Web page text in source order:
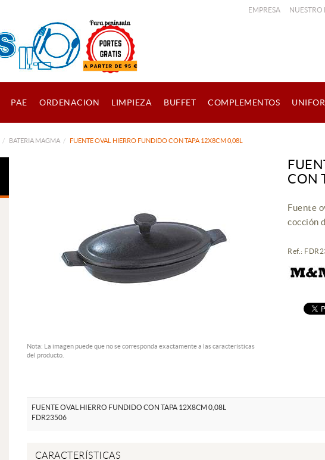
EMPRESA NUESTRO
PAE ORDENACION LIMPIEZA BUFFET COMPLEMENTOS
BATERIA MAGMA FUENTE OVAL HIERRO FUNDIDO CON TAPA 12X8CM 0,08L
Nota: La imagen puede que no se corresponda exactamente a las características
del producto.
CON
Fuente
cocción
Ref.:
FUENTE OVAL HIERRO FUNDIDO CON TAPA 12X8CM 0,08L
FDR23506
CARACTERÍSTICAS